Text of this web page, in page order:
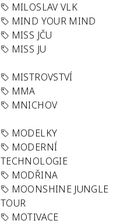
MILOSLAV VLK
MIND YOUR MIND
MISS JČU
MISS JU
MISTROVSTVÍ
MMA
MNICHOV
MODELKY
MODERNÍ
TECHNOLOGIE
MODŘINA
MOONSHINE JUNGLE
TOUR
MOTIVACE